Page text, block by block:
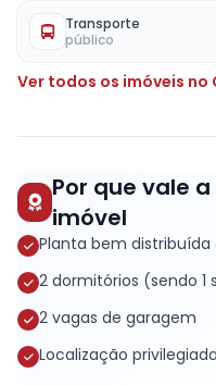
Transporte
público
Ver todos os imóveis no
Por que vale
imóvel
Planta bem
2 dormitórios (sendo 1
2 vagas de garagem
Localização